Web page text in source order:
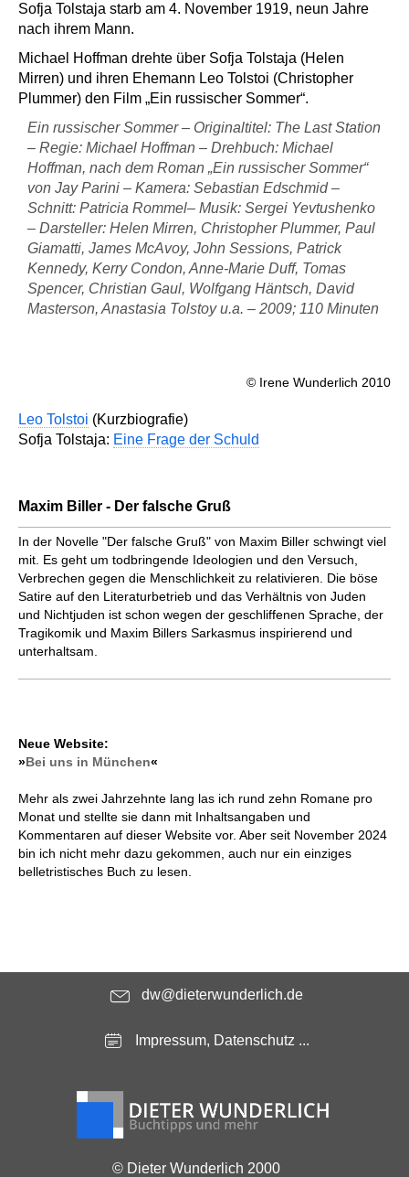
Sofja Tolstaja starb am 4. November 1919, neun Jahre
nach ihrem Mann.
Michael Hoffman drehte über Sofja Tolstaja (Helen
Mirren) und ihren Ehemann Leo Tolstoi (Christopher
Plummer) den Film „Ein russischer Sommer“.
Ein russischer Sommer – Originaltitel: The Last Station
– Regie: Michael Hoffman – Drehbuch: Michael
Hoffman, nach dem Roman „Ein russischer Sommer“
von Jay Parini – Kamera: Sebastian Edschmid –
Schnitt: Patricia Rommel– Musik: Sergei Yevtushenko
– Darsteller: Helen Mirren, Christopher Plummer, Paul
Giamatti, James McAvoy, John Sessions, Patrick
Kennedy, Kerry Condon, Anne-Marie Duff, Tomas
Spencer, Christian Gaul, Wolfgang Häntsch, David
Masterson, Anastasia Tolstoy u.a. – 2009; 110 Minuten
© Irene Wunderlich 2010
Leo Tolstoi (Kurzbiografie)
Sofja Tolstaja: Eine Frage der Schuld
Maxim Biller - Der falsche Gruß
In der Novelle "Der falsche Gruß" von Maxim Biller schwingt viel
mit. Es geht um todbringende Ideologien und den Versuch,
Verbrechen gegen die Menschlichkeit zu relativieren. Die böse
Satire auf den Literaturbetrieb und das Verhältnis von Juden
und Nichtjuden ist schon wegen der geschliffenen Sprache, der
Tragikomik und Maxim Billers Sarkasmus inspirierend und
unterhaltsam.
Neue Website:
»Bei uns in München«
Mehr als zwei Jahrzehnte lang las ich rund zehn Romane pro
Monat und stellte sie dann mit Inhaltsangaben und
Kommentaren auf dieser Website vor. Aber seit November 2024
bin ich nicht mehr dazu gekommen, auch nur ein einziges
belletristisches Buch zu lesen.
dw@dieterwunderlich.de
Impressum, Datenschutz ...
© Dieter Wunderlich 2000